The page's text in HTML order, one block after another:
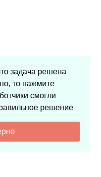
задача решена
то нажмите
смогли
решение